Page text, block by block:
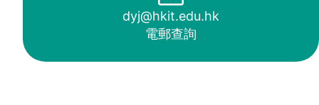
dyj@hkit.edu.hk
電郵查詢